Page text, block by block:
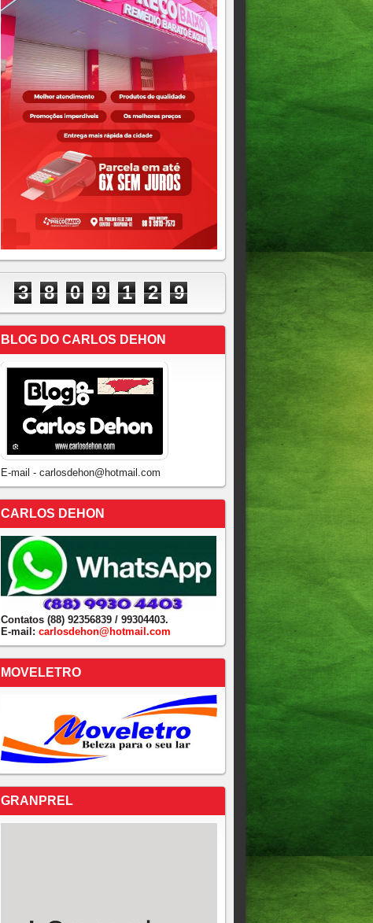
3 8 0 9 1 2 9
BLOG DO CARLOS DEHON
E-mail - carlosdehon@hotmail.com
CARLOS DEHON
Contatos (88) 92356839 / 99304403.
E-mail: carlosdehon@hotmail.com
MOVELETRO
GRANPREL